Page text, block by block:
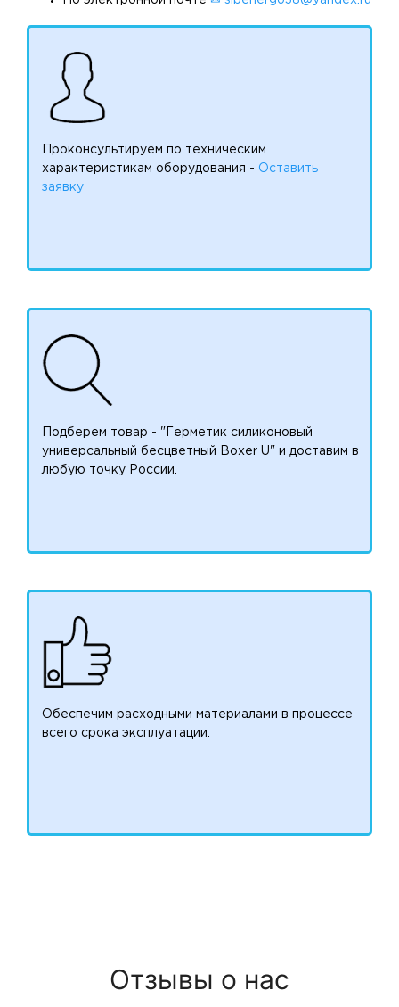
Проконсультируем по техническим
характеристикам оборудования - Оставить
заявку
Подберем товар - "Герметик силиконовый
универсальный бесцветный Boxer U" и доставим в
любую точку России.
Обеспечим расходными материалами в процессе
всего срока эксплуатации.
Отзывы о нас